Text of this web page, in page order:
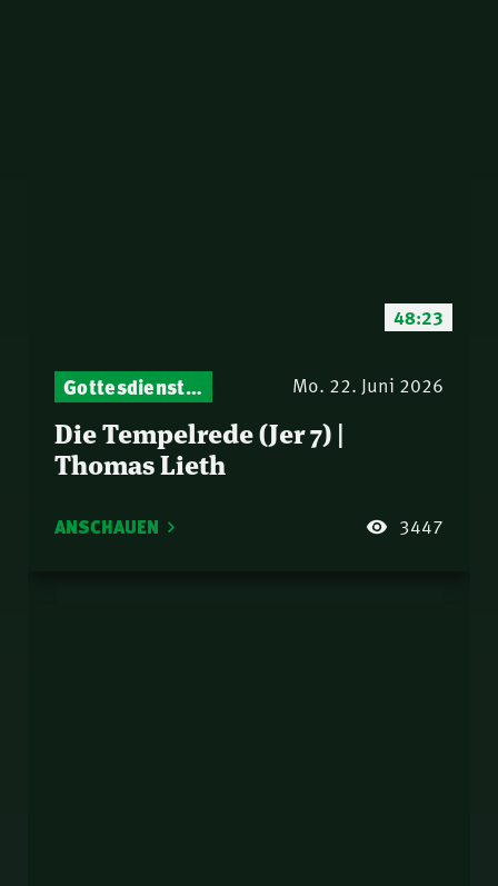
48:23
Gottesdienst-Botschaften – Jeden Sonntag neu: Aktuelle Predigten vom Mitternachtsruf Mo. 22. Juni 2026
Die Tempelrede (Jer 7) |
Thomas Lieth
ANSCHAUEN 3447